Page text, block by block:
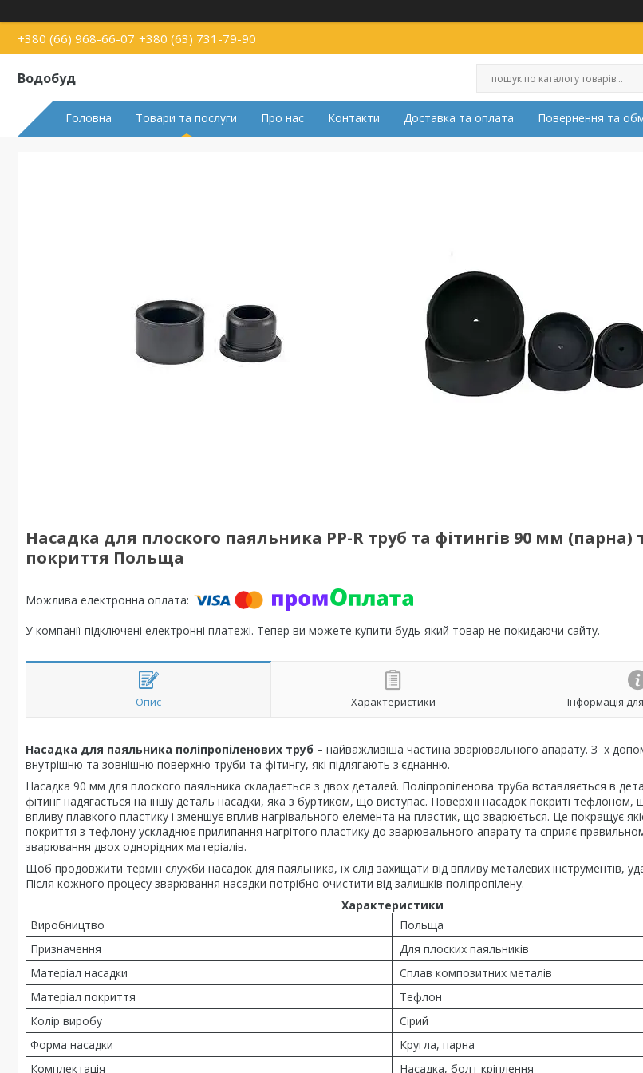
+380 (66) 968-66-07 +380 (63) 731-79-90
Водобуд
Головна Товари та послуги Про нас Контакти Доставка та оплата Повернення та
Насадка для плоского паяльника PP-R труб та фітингів 90 мм (парна)
покриття Польща
У компанії підключені електронні платежі. Тепер ви можете купити будь-який товар не покидаючи сайту.
Опис Характеристики Інформація
Насадка для паяльника поліпропіленових труб – найважливіша частина зварювального апарату. З їх
внутрішню та зовнішню поверхню труби та фітингу, які підлягають з'єднанню.
Насадка 90 мм для плоского паяльника складається з двох деталей. Поліпропіленова труба вставляється в
фітинг надягається на іншу деталь насадки, яка з буртиком, що виступає. Поверхні насадок покриті тефлоном,
впливу плавкого пластику і зменшує вплив нагрівального елемента на пластик, що зварюється. Це покращує
покриття з тефлону ускладнює прилипання нагрітого пластику до зварювального апарату та сприяє
зварювання двох однорідних матеріалів.
Щоб продовжити термін служби насадок для паяльника, їх слід захищати від впливу металевих інструментів,
Після кожного процесу зварювання насадки потрібно очистити від залишків поліпропілену.
Характеристики
Виробництво
Польща
Призначення
Для плоских паяльників
Матеріал насадки
Сплав композитних металів
Матеріал покриття
Тефлон
Колір виробу
Сірий
Форма насадки
Кругла, парна
Комплектація
Насадка, болт кріплення